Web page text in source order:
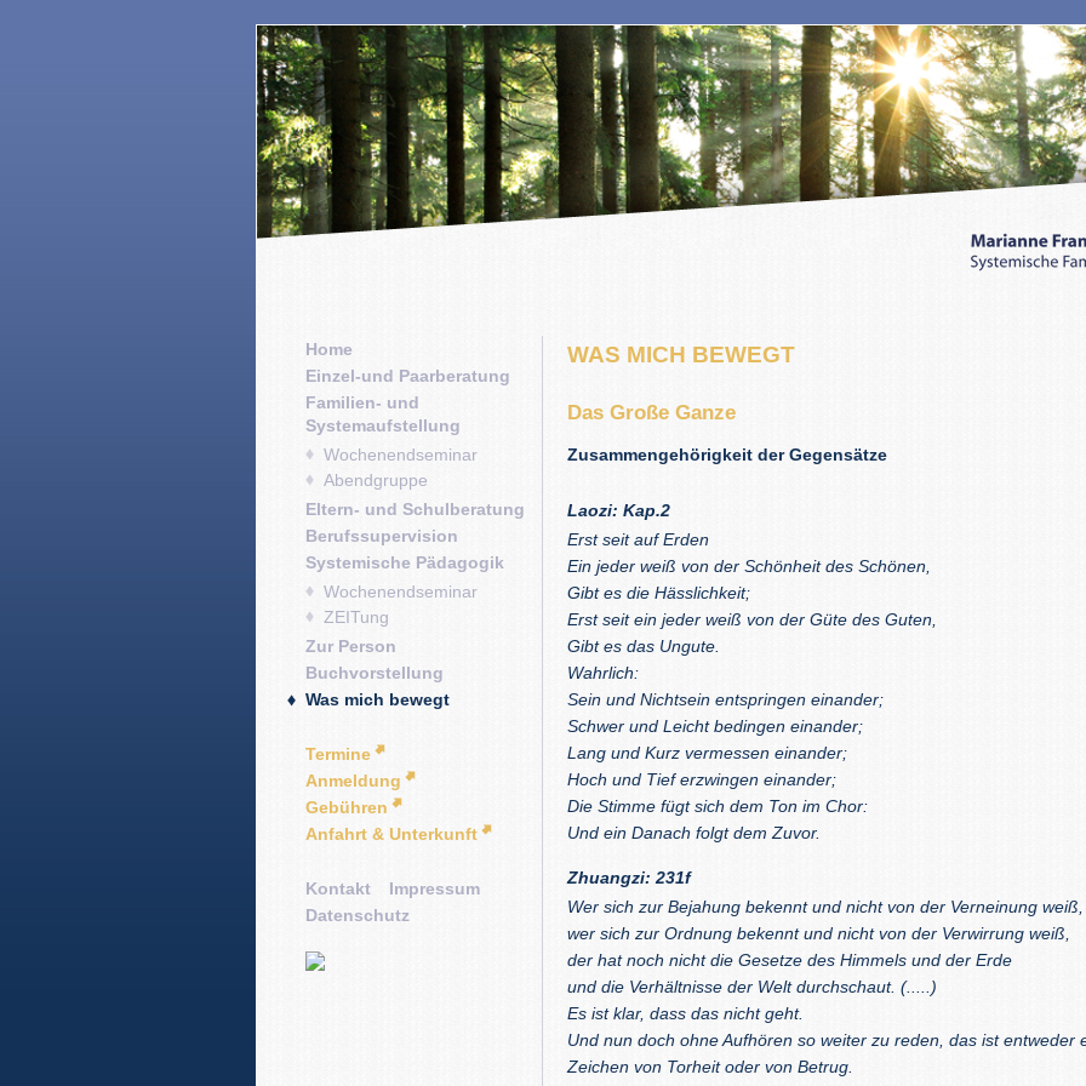
Home
Einzel-und Paarberatung
Familien- und
Systemaufstellung
Wochenendseminar
Abendgruppe
Eltern- und Schulberatung
Berufssupervision
Systemische Pädagogik
Wochenendseminar
ZEITung
Zur Person
Buchvorstellung
Was mich bewegt
Termine
Anmeldung
Gebühren
Anfahrt & Unterkunft
Kontakt
Impressum
Datenschutz
WAS MICH BEWEGT
Das Große Ganze
Zusammengehörigkeit der Gegensätze
Laozi: Kap.2
Erst seit auf Erden
Ein jeder weiß von der Schönheit des Schönen,
Gibt es die Hässlichkeit;
Erst seit ein jeder weiß von der Güte des Guten,
Gibt es das Ungute.
Wahrlich:
Sein und Nichtsein entspringen einander;
Schwer und Leicht bedingen einander;
Lang und Kurz vermessen einander;
Hoch und Tief erzwingen einander;
Die Stimme fügt sich dem Ton im Chor:
Und ein Danach folgt dem Zuvor.
Zhuangzi: 231f
Wer sich zur Bejahung bekennt und nicht von der Verneinung weiß,
wer sich zur Ordnung bekennt und nicht von der Verwirrung weiß,
der hat noch nicht die Gesetze des Himmels und der Erde
und die Verhältnisse der Welt durchschaut. (.....)
Es ist klar, dass das nicht geht.
Und nun doch ohne Aufhören so weiter zu reden, das ist entweder
Zeichen von Torheit oder von Betrug.